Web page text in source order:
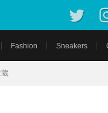
Fashion Sneakers